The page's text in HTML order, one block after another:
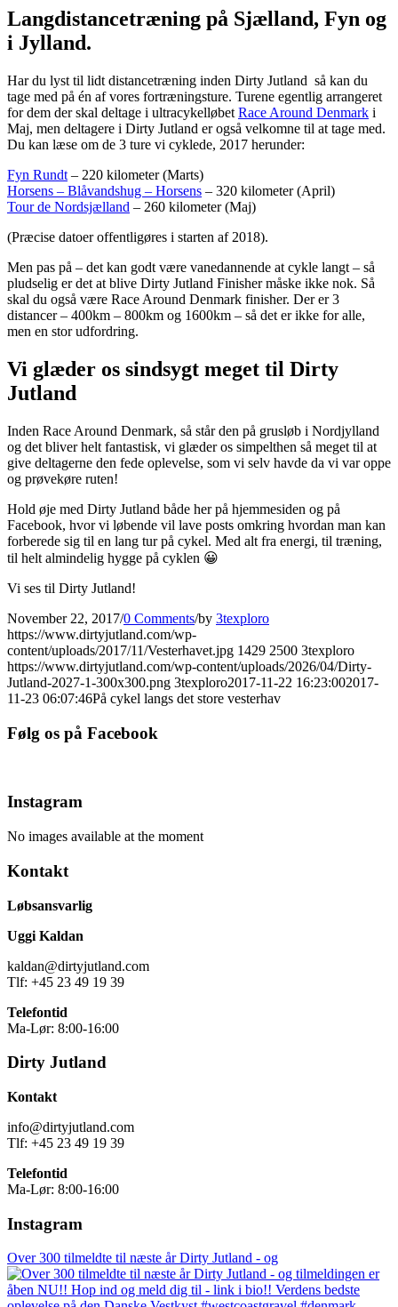
Langdistancetræning på Sjælland, Fyn og
i Jylland.
Har du lyst til lidt distancetræning inden Dirty Jutland så kan du
tage med på én af vores fortræningsture. Turene egentlig arrangeret
for dem der skal deltage i ultracykelløbet Race Around Denmark i
Maj, men deltagere i Dirty Jutland er også velkomne til at tage med.
Du kan læse om de 3 ture vi cyklede, 2017 herunder:
Fyn Rundt – 220 kilometer (Marts)
Horsens – Blåvandshug – Horsens – 320 kilometer (April)
Tour de Nordsjælland – 260 kilometer (Maj)
(Præcise datoer offentligøres i starten af 2018).
Men pas på – det kan godt være vanedannende at cykle langt – så
pludselig er det at blive Dirty Jutland Finisher måske ikke nok. Så
skal du også være Race Around Denmark finisher. Der er 3
distancer – 400km – 800km og 1600km – så det er ikke for alle,
men en stor udfordring.
Vi glæder os sindsygt meget til Dirty
Jutland
Inden Race Around Denmark, så står den på grusløb i Nordjylland
og det bliver helt fantastisk, vi glæder os simpelthen så meget til at
give deltagerne den fede oplevelse, som vi selv havde da vi var oppe
og prøvekøre ruten!
Hold øje med Dirty Jutland både her på hjemmesiden og på
Facebook, hvor vi løbende vil lave posts omkring hvordan man kan
forberede sig til en lang tur på cykel. Med alt fra energi, til træning,
til helt almindelig hygge på cyklen 😀
Vi ses til Dirty Jutland!
November 22, 2017/0 Comments/by 3texploro
https://www.dirtyjutland.com/wp-
content/uploads/2017/11/Vesterhavet.jpg 1429 2500 3texploro
https://www.dirtyjutland.com/wp-content/uploads/2026/04/Dirty-
Jutland-2027-1-300x300.png 3texploro2017-11-22 16:23:002017-
11-23 06:07:46På cykel langs det store vesterhav
Følg os på Facebook
Instagram
No images available at the moment
Kontakt
Løbsansvarlig
Uggi Kaldan
kaldan@dirtyjutland.com
Tlf: +45 23 49 19 39
Telefontid
Ma-Lør: 8:00-16:00
Dirty Jutland
Kontakt
info@dirtyjutland.com
Tlf: +45 23 49 19 39
Telefontid
Ma-Lør: 8:00-16:00
Instagram
Over 300 tilmeldte til næste år Dirty Jutland - og